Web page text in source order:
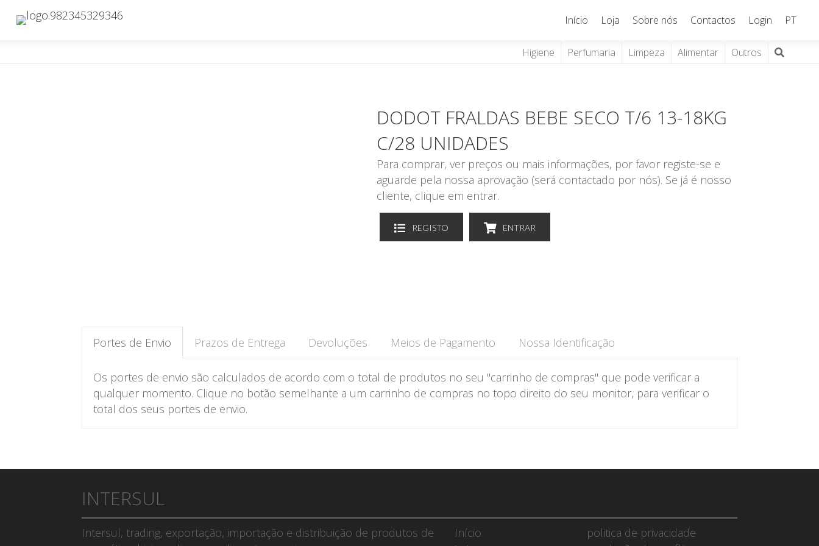
Início Loja Sobre nós Contactos Login PT
Higiene Perfumaria Limpeza Alimentar Outros
DODOT FRALDAS BEBE SECO T/6 13-18KG
C/28 UNIDADES
Para comprar, ver preços ou mais informações, por favor registe-se e
aguarde pela nossa aprovação (será contactado por nós). Se já é nosso
cliente, clique em entrar.
REGISTO ENTRAR
Portes de Envio Prazos de Entrega Devoluções Meios de Pagamento Nossa Identificação
Os portes de envio são calculados de acordo com o total de produtos no seu "carrinho de compras" que pode verificar a
qualquer momento. Clique no botão semelhante a um carrinho de compras no topo direito do seu monitor, para verificar o
total dos seus portes de envio.
INTERSUL
Intersul, trading, exportação, importação e distribuição de produtos de
Início
politica de privacidade